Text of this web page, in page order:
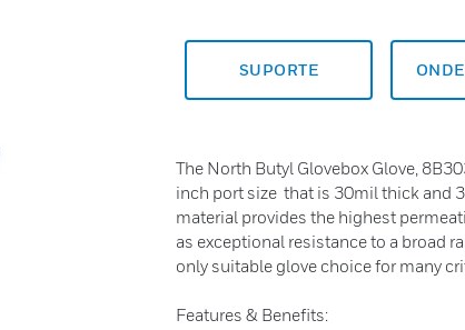
SUPORTE
The North Butyl Glovebox Glove,
inch port size that is 30mil thick and
material provides the highest
as exceptional resistance to a broad
only suitable glove choice for many
Features & Benefits: